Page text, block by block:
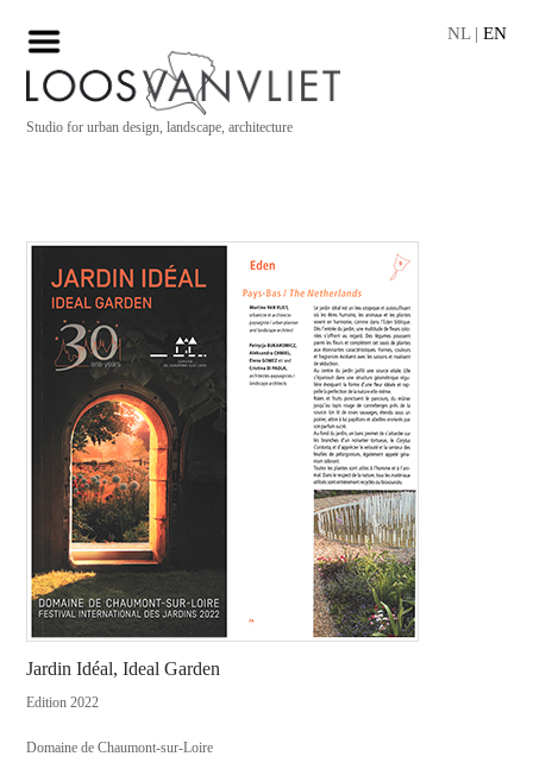
NL| EN
Studio for urban design, landscape, architecture
Jardin Idéal, Ideal Garden
Edition 2022
Domaine de Chaumont-sur-Loire